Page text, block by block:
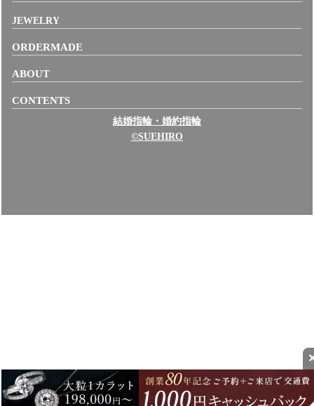
JEWELRY
ORDERMADE
ABOUT
CONTENTS
結婚指輪・婚約指輪
©SUEHIRO